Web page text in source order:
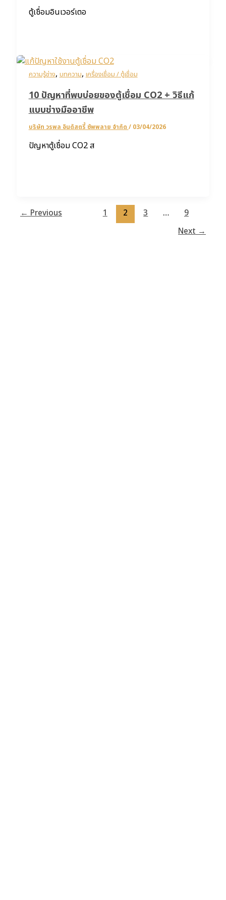
ตู้เชื่อมอินเวอร์เตอ
ความรู้ช่าง,บทความ,เครื่องเชื่อม / ตู้เชื่อม
10 ปัญหาที่พบบ่อยของตู้เชื่อม CO2 + วิธีแก้
แบบช่างมืออาชีพ
บริษัท วรพล อินดัสตรี้ ซัพพลาย จำกัด / 03/04/2026
ปัญหาตู้เชื่อม CO2 ส
←Previous 1 2 3 …
9
Next→